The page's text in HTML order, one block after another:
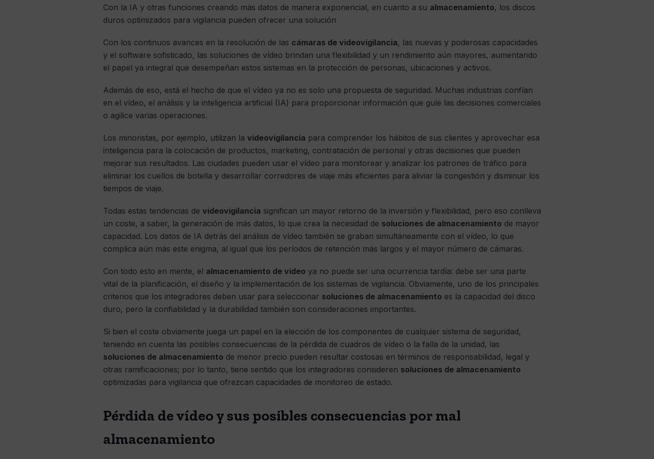
Con la IA y otras funciones creando más datos de manera exponencial, en cuanto a su almacenamiento, los discos
duros optimizados para vigilancia pueden ofrecer una solución
Con los continuos avances en la resolución de las cámaras de videovigilancia, las nuevas y poderosas capacidades
y el software sofisticado, las soluciones de vídeo brindan una flexibilidad y un rendimiento aún mayores, aumentando
el papel ya integral que desempeñan estos sistemas en la protección de personas, ubicaciones y activos.
Además de eso, está el hecho de que el vídeo ya no es solo una propuesta de seguridad. Muchas industrias confían
en el vídeo, el análisis y la inteligencia artificial (IA) para proporcionar información que guíe las decisiones comerciales
o agilice varias operaciones.
Los minoristas, por ejemplo, utilizan la videovigilancia para comprender los hábitos de sus clientes y aprovechar esa
inteligencia para la colocación de productos, marketing, contratación de personal y otras decisiones que pueden
mejorar sus resultados. Las ciudades pueden usar el vídeo para monitorear y analizar los patrones de tráfico para
eliminar los cuellos de botella y desarrollar corredores de viaje más eficientes para aliviar la congestión y disminuir los
tiempos de viaje.
Todas estas tendencias de videovigilancia significan un mayor retorno de la inversión y flexibilidad, pero eso conlleva
un coste, a saber, la generación de más datos, lo que crea la necesidad de soluciones de almacenamiento de mayor
capacidad. Los datos de IA detrás del análisis de vídeo también se graban simultáneamente con el vídeo, lo que
complica aún más este enigma, al igual que los períodos de retención más largos y el mayor número de cámaras.
Con todo esto en mente, el almacenamiento de vídeo ya no puede ser una ocurrencia tardía: debe ser una parte
vital de la planificación, el diseño y la implementación de los sistemas de vigilancia. Obviamente, uno de los principales
criterios que los integradores deben usar para seleccionar soluciones de almacenamiento es la capacidad del disco
duro, pero la confiabilidad y la durabilidad también son consideraciones importantes.
Si bien el coste obviamente juega un papel en la elección de los componentes de cualquier sistema de seguridad,
teniendo en cuenta las posibles consecuencias de la pérdida de cuadros de vídeo o la falla de la unidad, las
soluciones de almacenamiento de menor precio pueden resultar costosas en términos de responsabilidad, legal y
otras ramificaciones; por lo tanto, tiene sentido que los integradores consideren soluciones de almacenamiento
optimizadas para vigilancia que ofrezcan capacidades de monitoreo de estado.
Pérdida de vídeo y sus posibles consecuencias por mal
almacenamiento